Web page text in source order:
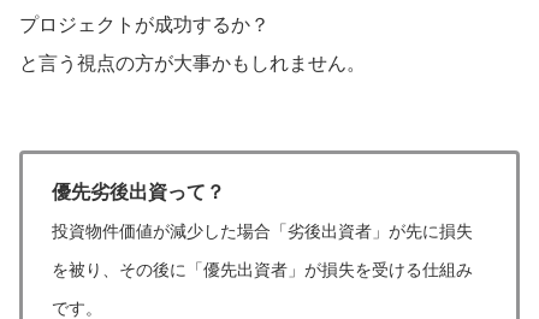
プロジェクトが成功するか？
と言う視点の方が大事かもしれません。
優先劣後出資って？
投資物件価値が減少した場合「劣後出資者」が先に損失
を被り、その後に「優先出資者」が損失を受ける仕組み
です。